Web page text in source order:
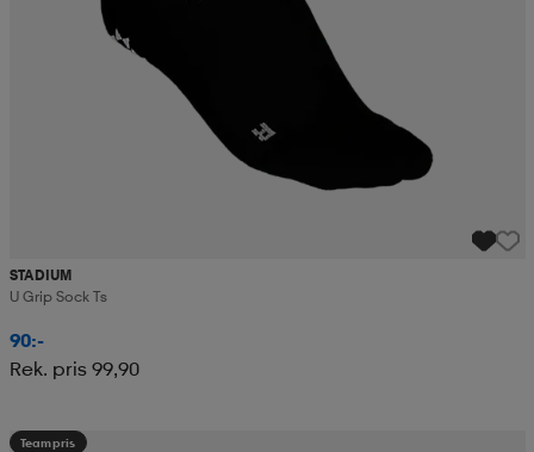
STADIUM
U Grip Sock Ts
90:-
Rek. pris 99,90
Teampris